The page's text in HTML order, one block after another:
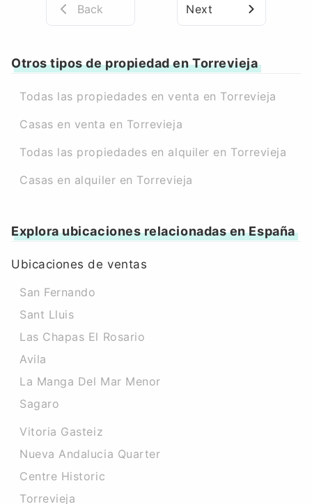
Back Next
Otros tipos de propiedad en Torrevieja
Todas las propiedades en venta en Torrevieja
Casas en venta en Torrevieja
Todas las propiedades en alquiler en Torrevieja
Casas en alquiler en Torrevieja
Explora ubicaciones relacionadas en España
Ubicaciones de ventas
San Fernando
Sant Lluis
Las Chapas El Rosario
Avila
La Manga Del Mar Menor
Sagaro
Vitoria Gasteiz
Nueva Andalucia Quarter
Centre Historic
Torrevieja